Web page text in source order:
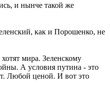
и нынче такой же
как и Порошенко, не
мира. Зеленскому
А условия путина - это
Любой ценой. И вот это